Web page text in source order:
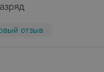
отзыв